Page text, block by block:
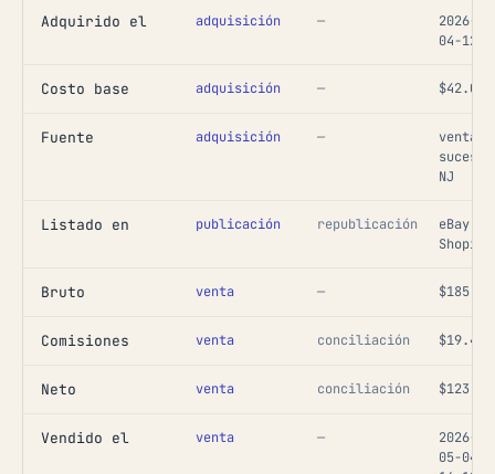
Adquirido el adquisición —
2026-
04-12
Costo base adquisición — $42.00
Fuente adquisición —
venta
NJ
Listado en publicación republicación
eBay,
Shopify
Bruto venta — $185.00
Comisiones venta conciliación $19.42
Neto venta conciliación $123.58
Vendido el venta —
2026-
05-04